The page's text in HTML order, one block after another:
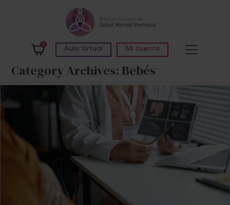
0
Aula Virtual Mi cuenta
Category Archives: Bebés